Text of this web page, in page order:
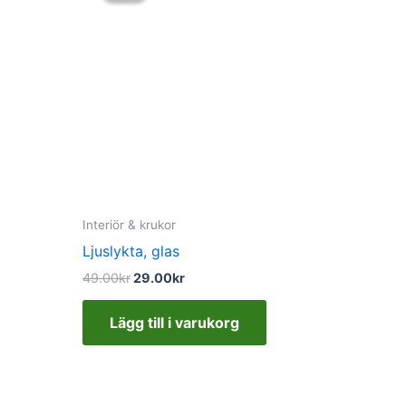
Interiör & krukor
Ljuslykta, glas
49.00kr29.00kr
Lägg till i varukorg